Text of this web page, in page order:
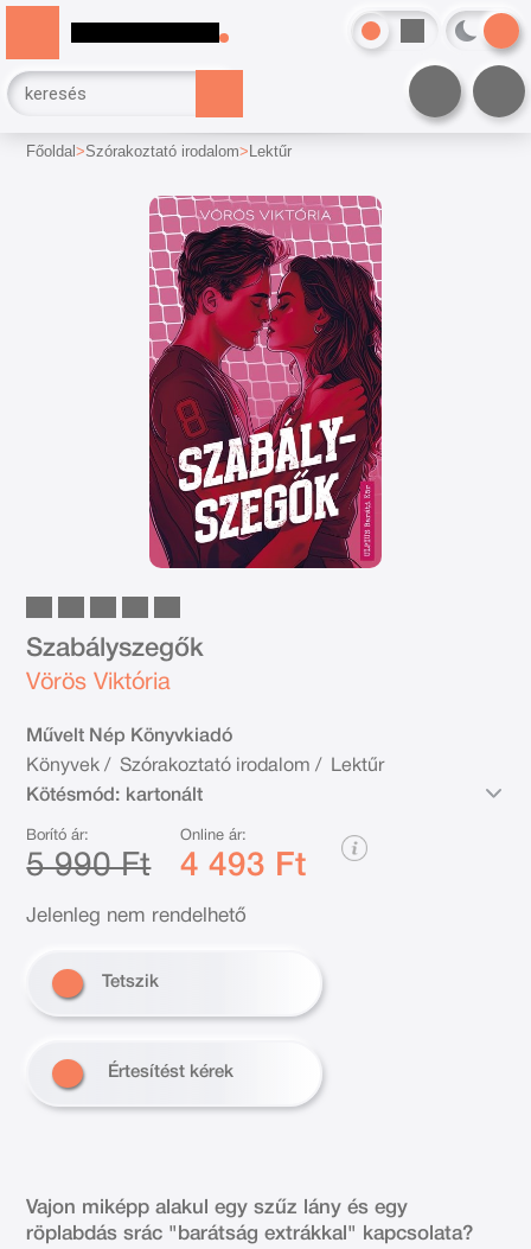
Főoldal Szórakoztató irodalom Lektűr
Szabályszegők
Vörös Viktória
Művelt Nép Könyvkiadó
Könyvek / Szórakoztató irodalom /
Lektűr
Kötésmód: kartonált
Borító ár:
5 990 Ft
Online ár:
4 493 Ft
Jelenleg nem rendelhető
Tetszik
Értesítést kérek
Vajon miképp alakul egy szűz lány és egy
röplabdás srác "barátság extrákkal" kapcsolata?